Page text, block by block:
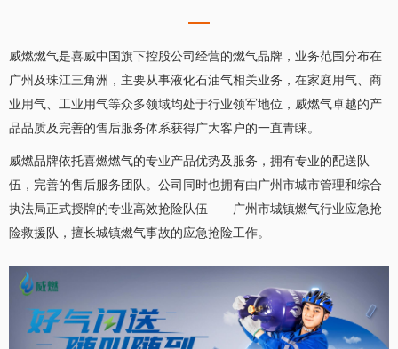
威燃燃气是喜威中国旗下控股公司经营的燃气品牌，业务范围分布在
广州及珠江三角洲，主要从事液化石油气相关业务，在家庭用气、商
业用气、工业用气等众多领域均处于行业领军地位，威燃气卓越的产
品品质及完善的售后服务体系获得广大客户的一直青睐。
威燃品牌依托喜燃燃气的专业产品优势及服务，拥有专业的配送队
伍，完善的售后服务团队。公司同时也拥有由广州市城市管理和综合
执法局正式授牌的专业高效抢险队伍——广州市城镇燃气行业应急抢
险救援队，擅长城镇燃气事故的应急抢险工作。